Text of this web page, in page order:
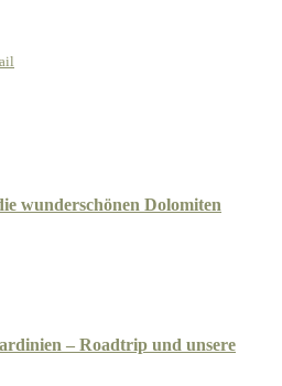
wunderschönen Dolomiten
– Roadtrip und unsere